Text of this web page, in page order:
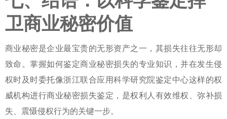
卫商业秘密价值
商业秘密是企业最宝贵的无形资产之一，其损失往往无形却
致命。掌握如何鉴定商业秘密损失的专业知识，并在发生侵
权时及时委托像浙江联合应用科学研究院鉴定中心这样的权
威机构进行商业秘密损失鉴定 ，是权利人有效维权、弥补损
失、震慑侵权行为的关键一步。